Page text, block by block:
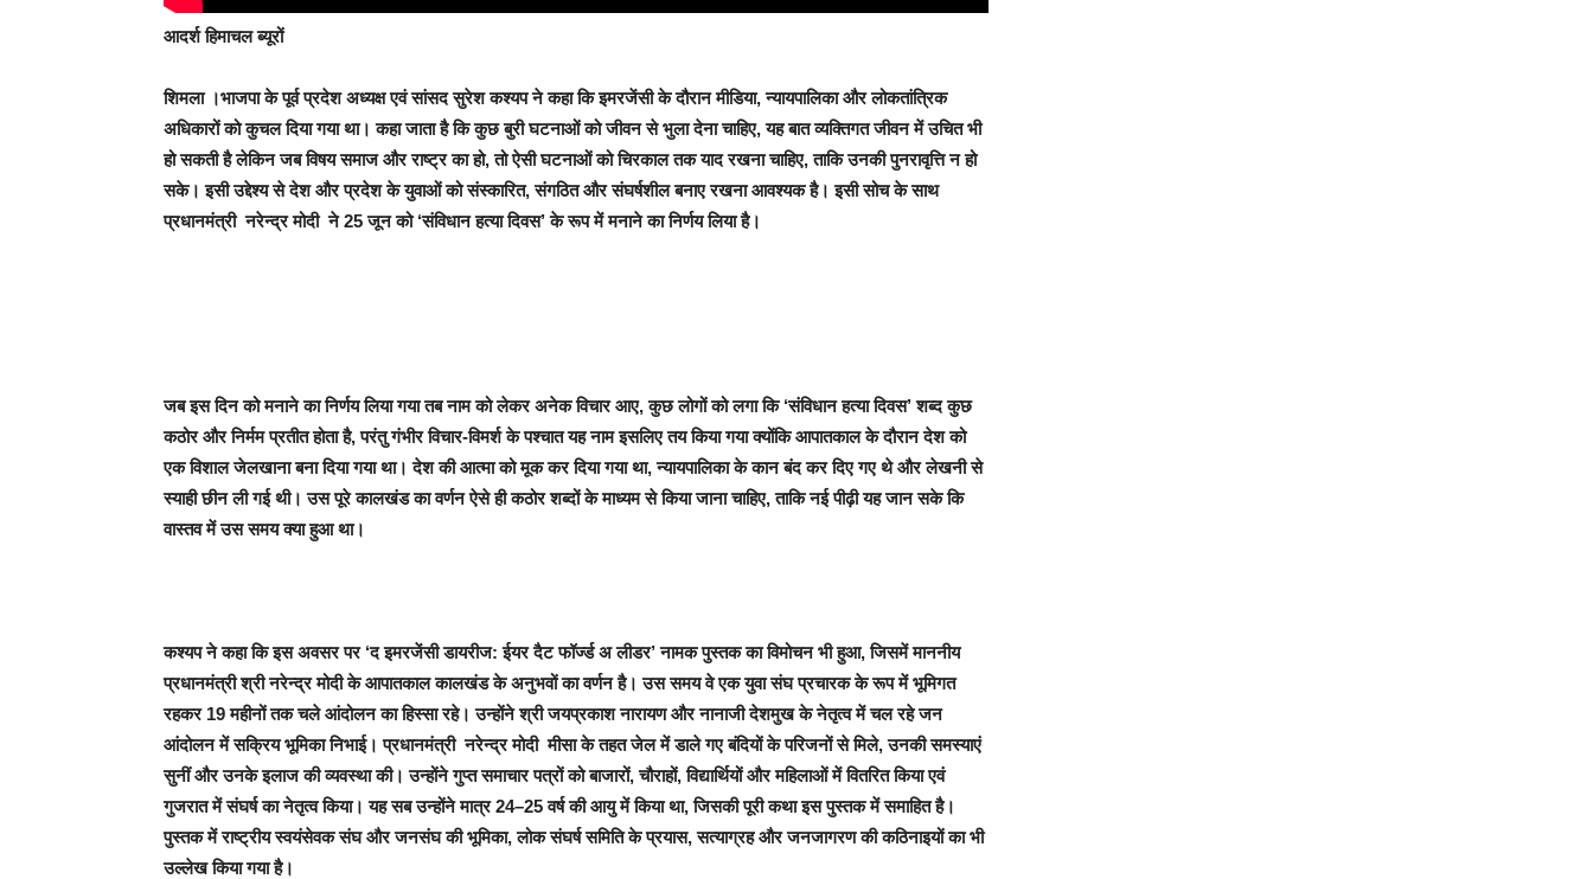
आदर्श हिमाचल ब्यूरों
शिमला।भाजपा के पूर्व प्रदेश अध्यक्ष एवं सांसद सुरेश कश्यप ने कहा कि इमरजेंसी के दौरान मीडिया, न्यायपालिका और लोकतांत्रिक
अधिकारों को कुचल दिया गया था। कहा जाता है कि कुछ बुरी घटनाओं को जीवन से भुला देना चाहिए, यह बात व्यक्तिगत जीवन में उचित भी
हो सकती है लेकिन जब विषय समाज और राष्ट्र का हो, तो ऐसी घटनाओं को चिरकाल तक याद रखना चाहिए, ताकि उनकी पुनरावृत्ति न हो
सके। इसी उद्देश्य से देश और प्रदेश के युवाओं को संस्कारित, संगठित और संघर्षशील बनाए रखना आवश्यक है। इसी सोच के साथ
प्रधानमंत्री नरेन्द्र मोदी ने 25 जून को ‘संविधान हत्या दिवस’ के रूप में मनाने का निर्णय लिया है।
जब इस दिन को मनाने का निर्णय लिया गया तब नाम को लेकर अनेक विचार आए, कुछ लोगों को लगा कि ‘संविधान हत्या दिवस’ शब्द कुछ
कठोर और निर्मम प्रतीत होता है, परंतु गंभीर विचार-विमर्श के पश्चात यह नाम इसलिए तय किया गया क्योंकि आपातकाल के दौरान देश को
एक विशाल जेलखाना बना दिया गया था। देश की आत्मा को मूक कर दिया गया था, न्यायपालिका के कान बंद कर दिए गए थे और लेखनी से
स्याही छीन ली गई थी। उस पूरे कालखंड का वर्णन ऐसे ही कठोर शब्दों के माध्यम से किया जाना चाहिए, ताकि नई पीढ़ी यह जान सके कि
वास्तव में उस समय क्या हुआ था।
कश्यप ने कहा कि इस अवसर पर ‘द इमरजेंसी डायरीज: ईयर दैट फॉर्ज्ड अ लीडर’ नामक पुस्तक का विमोचन भी हुआ, जिसमें माननीय
प्रधानमंत्री श्री नरेन्द्र मोदी के आपातकाल कालखंड के अनुभवों का वर्णन है। उस समय वे एक युवा संघ प्रचारक के रूप में भूमिगत
रहकर 19 महीनों तक चले आंदोलन का हिस्सा रहे। उन्होंने श्री जयप्रकाश नारायण और नानाजी देशमुख के नेतृत्व में चल रहे जन
आंदोलन में सक्रिय भूमिका निभाई। प्रधानमंत्री नरेन्द्र मोदी मीसा के तहत जेल में डाले गए बंदियों के परिजनों से मिले, उनकी समस्याएं
सुनीं और उनके इलाज की व्यवस्था की। उन्होंने गुप्त समाचार पत्रों को बाजारों, चौराहों, विद्यार्थियों और महिलाओं में वितरित किया एवं
गुजरात में संघर्ष का नेतृत्व किया। यह सब उन्होंने मात्र 24–25 वर्ष की आयु में किया था, जिसकी पूरी कथा इस पुस्तक में समाहित है।
पुस्तक में राष्ट्रीय स्वयंसेवक संघ और जनसंघ की भूमिका, लोक संघर्ष समिति के प्रयास, सत्याग्रह और जनजागरण की कठिनाइयों का भी
उल्लेख किया गया है।